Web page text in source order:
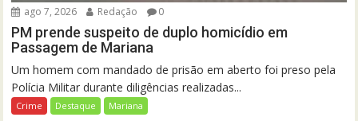
ago 7, 2026 Redação 0
PM prende suspeito de duplo homicídio em
Passagem de Mariana
Um homem com mandado de prisão em aberto foi preso pela
Polícia Militar durante diligências realizadas...
Crime Destaque Mariana